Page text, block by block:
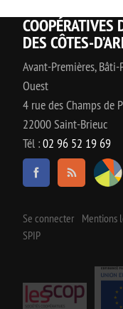
COOPÉRATIVES
DES CÔTES-
Avant-Premières,
Ouest
4 rue des Champs de
22000 Saint-Brieuc
Tél :02 96 52 19 69
Se connecter Mentions
SPIP